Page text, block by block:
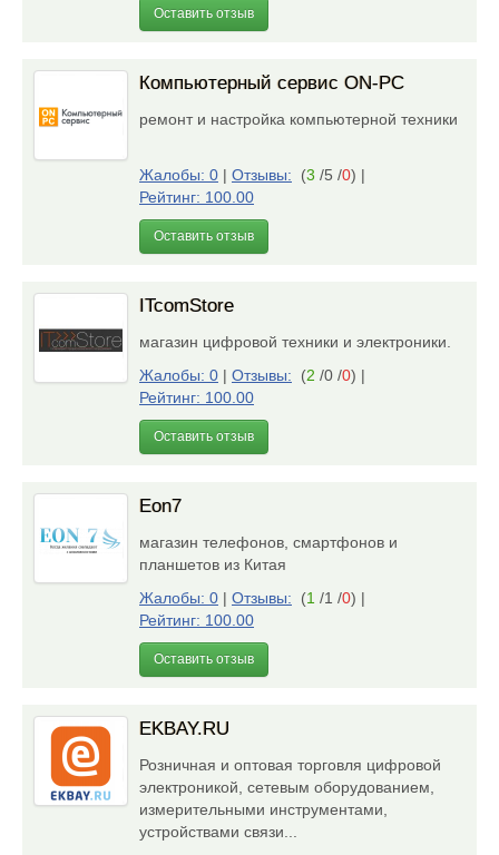
Оставить отзыв
Компьютерный сервис ON-PC
ремонт и настройка компьютерной техники
Жалобы: 0 | Отзывы: (3 /5 /0) |
Рейтинг: 100.00
Оставить отзыв
ITcomStore
магазин цифровой техники и электроники.
Жалобы: 0 | Отзывы: (2 /0 /0) |
Рейтинг: 100.00
Оставить отзыв
Eon7
магазин телефонов, смартфонов и
планшетов из Китая
Жалобы: 0 | Отзывы: (1 /1 /0) |
Рейтинг: 100.00
Оставить отзыв
EKBAY.RU
Розничная и оптовая торговля цифровой
электроникой, сетевым оборудованием,
измерительными инструментами,
устройствами связи...